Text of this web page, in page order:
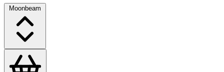
Moonbeam